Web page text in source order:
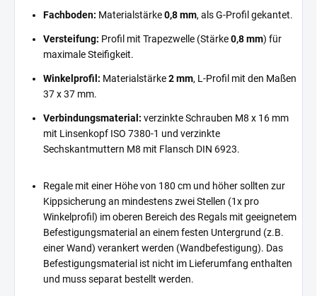
Fachboden: Materialstärke0,8 mm, als G-Profil gekantet.
Versteifung: Profil mit Trapezwelle (Stärke0,8 mm) für
maximale Steifigkeit.
Winkelprofil: Materialstärke2 mm, L-Profil mit den Maßen
37 x 37 mm.
Verbindungsmaterial: verzinkte Schrauben M8 x 16 mm
mit Linsenkopf ISO 7380-1 und verzinkte
Sechskantmuttern M8 mit Flansch DIN 6923.
Regale mit einer Höhe von 180 cm und höher sollten zur
Kippsicherung an mindestens zwei Stellen (1x pro
Winkelprofil) im oberen Bereich des Regals mit geeignetem
Befestigungsmaterial an einem festen Untergrund (z.B.
einer Wand) verankert werden (Wandbefestigung). Das
Befestigungsmaterial ist nicht im Lieferumfang enthalten
und muss separat bestellt werden.